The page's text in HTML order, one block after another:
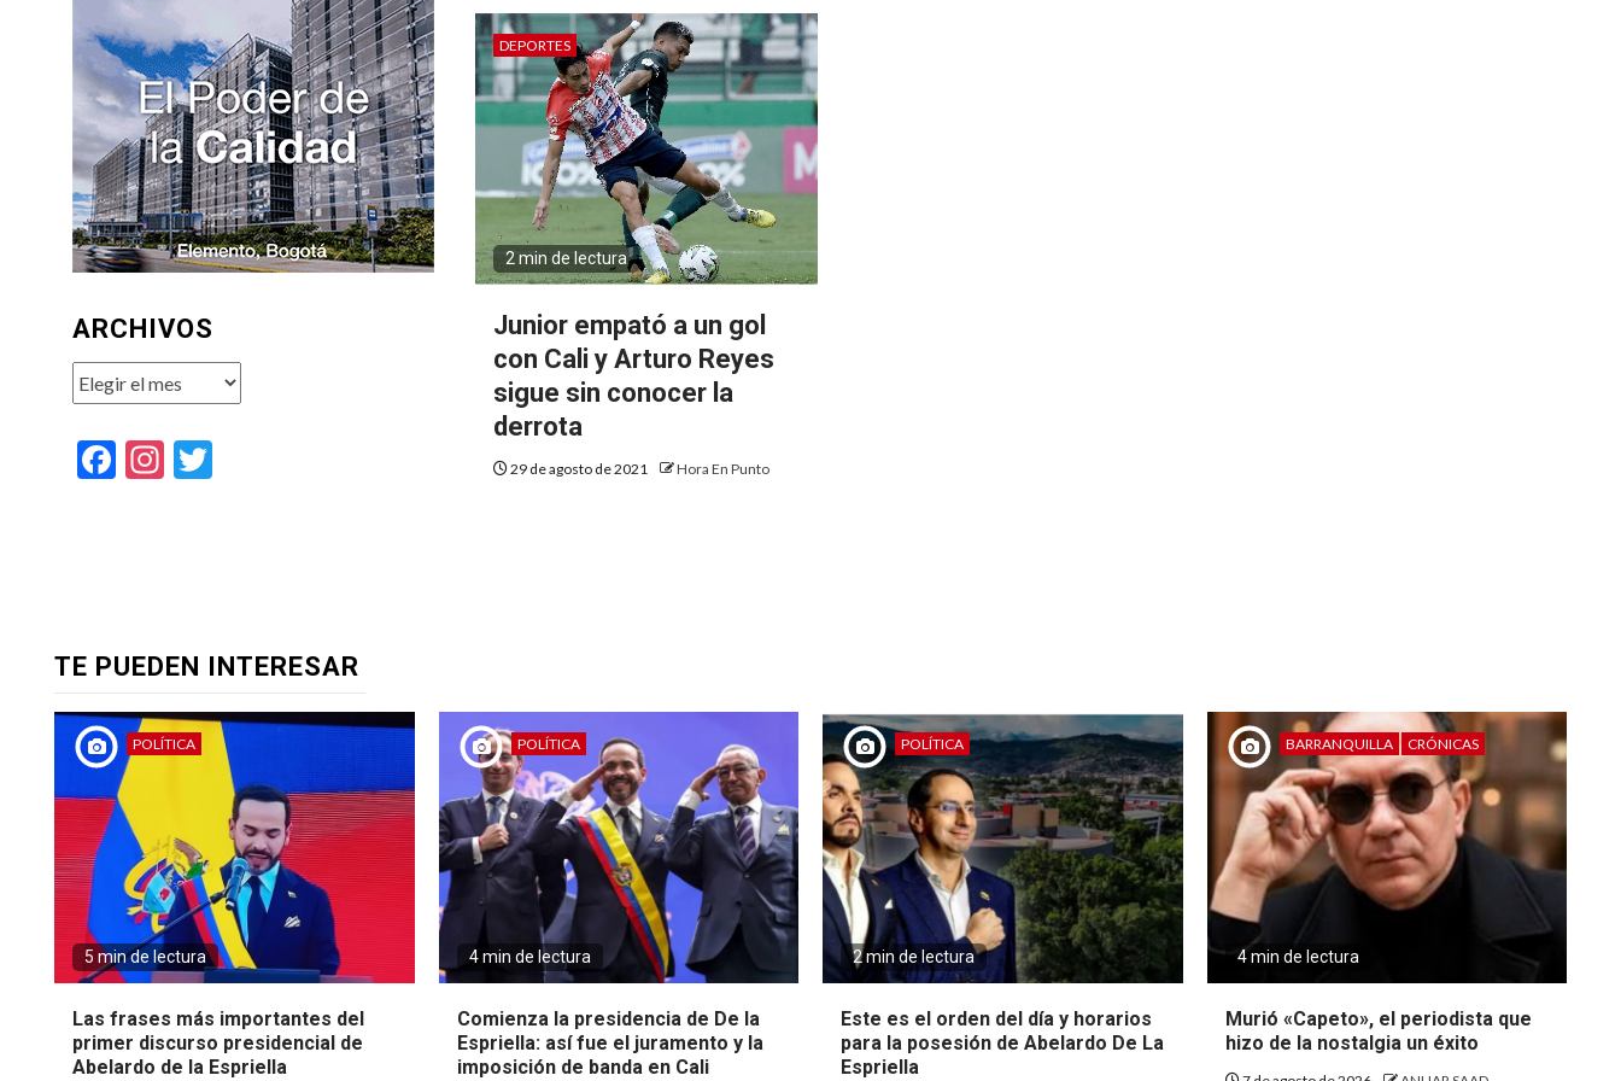
DEPORTES
2 min de lectura
Junior empató a un gol
con Cali y Arturo Reyes
sigue sin conocer la
derrota
29 de agosto de 2021 Hora En Punto
ARCHIVOS
Archivos
Facebook
Instagram
TE PUEDEN INTERESAR
POLÍTICA
5 min de lectura
Las frases más importantes del
primer discurso presidencial de
Abelardo de la Espriella
POLÍTICA
4 min de lectura
Comienza la presidencia de De la
Espriella: así fue el juramento y la
imposición de banda en Cali
POLÍTICA
2 min de lectura
Este es el orden del día y horarios
para la posesión de Abelardo De La
Espriella
BARRANQUILLA CRÓNICAS
4 min de lectura
Murió «Capeto», el periodista que
hizo de la nostalgia un éxito